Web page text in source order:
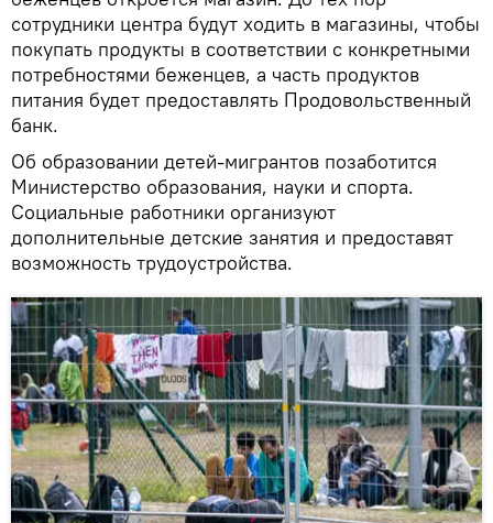
сотрудники центра будут ходить в магазины, чтобы
покупать продукты в соответствии с конкретными
потребностями беженцев, а часть продуктов
питания будет предоставлять Продовольственный
банк.
Об образовании детей-мигрантов позаботится
Министерство образования, науки и спорта.
Социальные работники организуют
дополнительные детские занятия и предоставят
возможность трудоустройства.